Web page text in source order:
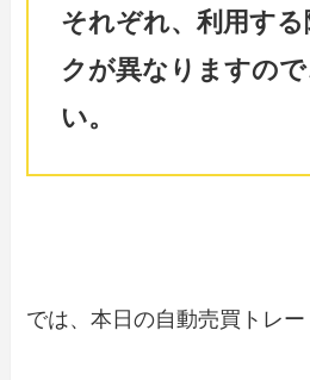
それぞれ、利用す
クが異なりますの
い。
では、本日の自動売買トレー